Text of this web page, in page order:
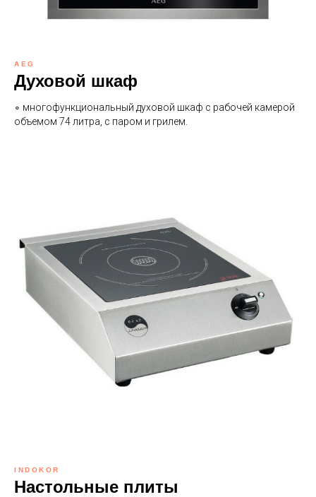
AEG
Духовой шкаф
∘ многофункциональный духовой шкаф с рабочей камерой
объемом 74 литра, с паром и грилем.
INDOKOR
Настольные плиты